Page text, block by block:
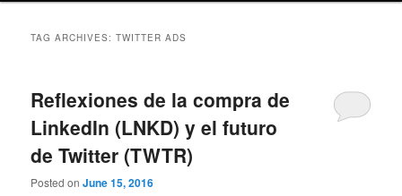
TAG ARCHIVES:TWITTER ADS
Reflexiones de la compra de
LinkedIn (LNKD) y el futuro
de Twitter (TWTR)
Posted onJune 15, 2016